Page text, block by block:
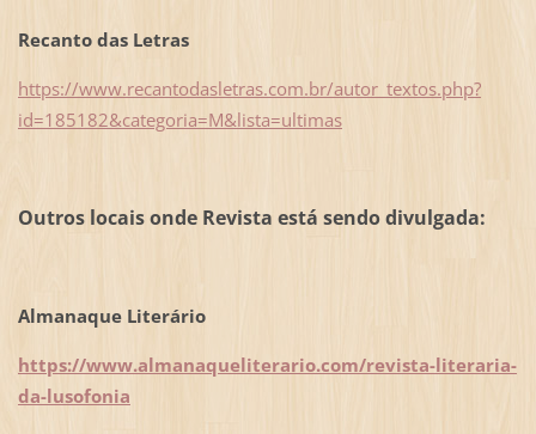
Recanto das Letras
https://www.recantodasletras.com.br/autor_textos.php?
id=185182&categoria=M&lista=ultimas
Outros locais onde Revista está sendo divulgada:
Almanaque Literário
https://www.almanaqueliterario.com/revista-literaria-
da-lusofonia